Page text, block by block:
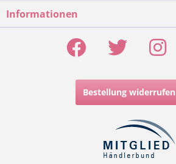
Informationen
Bestellung widerrufen